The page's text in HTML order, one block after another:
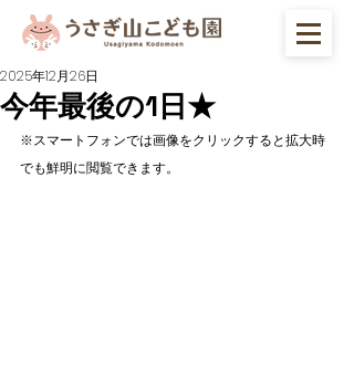
今年最後の1日★
2025年12月26日
※スマートフォンでは画像をクリックすると拡大時
でも鮮明に閲覧できます。